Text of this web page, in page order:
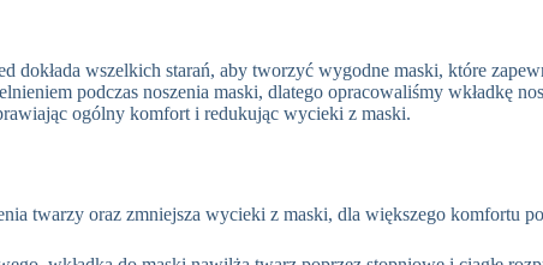
dokłada wszelkich starań, aby tworzyć wygodne maski, które
podczas noszenia maski, dlatego opracowaliśmy wkładkę
ogólny komfort i redukując wycieki z maski.
twarzy oraz zmniejsza wycieki z maski, dla większego komfortu